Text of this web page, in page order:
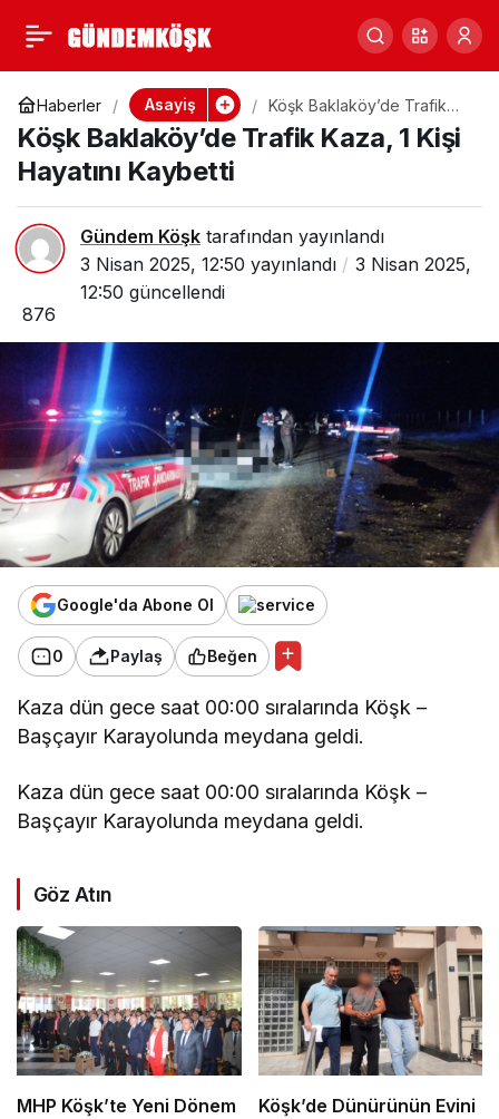
Haberler Asayiş
Köşk Baklaköy’de Trafik
Kaza, 1 Kişi Hayatını
Kaybetti
Köşk Baklaköy’de Trafik Kaza, 1 Kişi
Hayatını Kaybetti
Gündem Köşk tarafından yayınlandı
3 Nisan 2025, 12:50 yayınlandı
3 Nisan 2025,
12:50 güncellendi
876
Google'da Abone Ol
0 Paylaş Beğen
Kaza dün gece saat 00:00 sıralarında Köşk –
Başçayır Karayolunda meydana geldi.
Kaza dün gece saat 00:00 sıralarında Köşk –
Başçayır Karayolunda meydana geldi.
Göz Atın
MHP Köşk’te Yeni Dönem
Köşk’de Dünürünün Evini
Ödemiş’te İşlenen
Kadın Cinayetinin
Ateşi Köşk’e Düştü
0 Paylaş